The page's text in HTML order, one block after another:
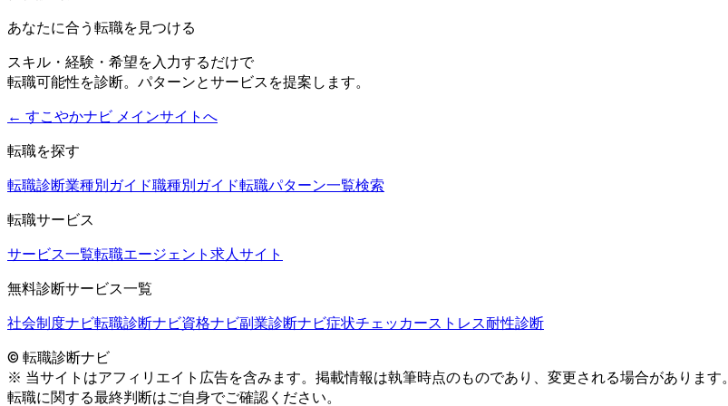
あなたに合う転職を見つける
スキル・経験・希望を入力するだけで
転職可能性を診断。パターンとサービスを提案します。
← すこやかナビ メインサイトへ
転職を探す
転職診断業種別ガイド職種別ガイド転職パターン一覧検索
転職サービス
サービス一覧転職エージェント求人サイト
無料診断サービス一覧
社会制度ナビ転職診断ナビ資格ナビ副業診断ナビ症状チェッカーストレス耐性診断
© 転職診断ナビ
※ 当サイトはアフィリエイト広告を含みます。掲載情報は執筆時点のものであり、変更される場合があります。
転職に関する最終判断はご自身でご確認ください。